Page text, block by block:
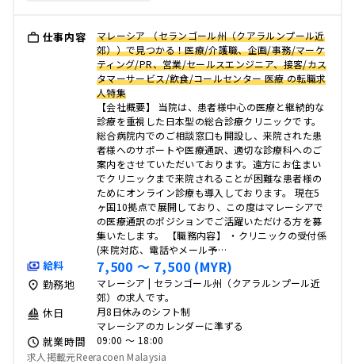
仕事内容
マレーシア （セランゴール州（クアラルンプール近
郊））で見つかる！医療/介護職、企画/事務/マーケ
ティング/PR、営業/セールスエンジニア、接客/カス
タマーサービス/飲食/コールセンター 医療 の転職求
人特集
【会社概要】 当院は、患者様中心の医療と継続的な
診療を重視した日本型の総合診療クリニックです。
総合病院内でのご相談窓口も開設し、来院された患
者様へのサポートや医療通訳、適切な診療科へのご
案内をさせていただいております。遠方にお住まい
でクリニックまで来院されることが困難な患者様の
ためにオンライン診療も導入しております。 現在5
ヶ国10拠点で展開しており、この度はマレーシアで
の医療通訳のポジションでご活躍いただける方を募
集いたします。 【職務内容】 ・クリニックの受付係
(来院対応、電話やメール予…
給料 7,500 〜 7,500 (MYR)
勤務地
マレーシア | セランゴール州（クアラルンプール近
郊）の求人です。
休日
月8日休みのシフト制
マレーシアのカレンダーに準ずる
就業時間
09:00 〜 18:00
求人掲載元Reeracoen Malaysia